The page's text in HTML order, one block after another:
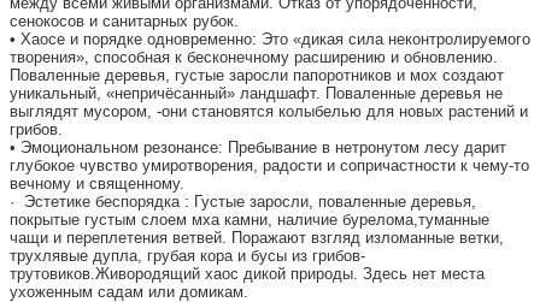
сенокосов и санитарных рубок.
• Хаосе и порядке одновременно: Это «дикая сила неконтролируемого
творения», способная к бесконечному расширению и обновлению.
Поваленные деревья, густые заросли папоротников и мох создают
уникальный, «непричёсанный» ландшафт. Поваленные деревья не
выглядят мусором, -они становятся колыбелью для новых растений и
грибов.
• Эмоциональном резонансе: Пребывание в нетронутом лесу дарит
глубокое чувство умиротворения, радости и сопричастности к чему-то
вечному и священному.
· Эстетике беспорядка : Густые заросли, поваленные деревья,
покрытые густым слоем мха камни, наличие бурелома,туманные
чащи и переплетения ветвей. Поражают взгляд изломанные ветки,
трухлявые дупла, грубая кора и бусы из грибов-
трутовиков.Живородящий хаос дикой природы. Здесь нет места
ухоженным садам или домикам.